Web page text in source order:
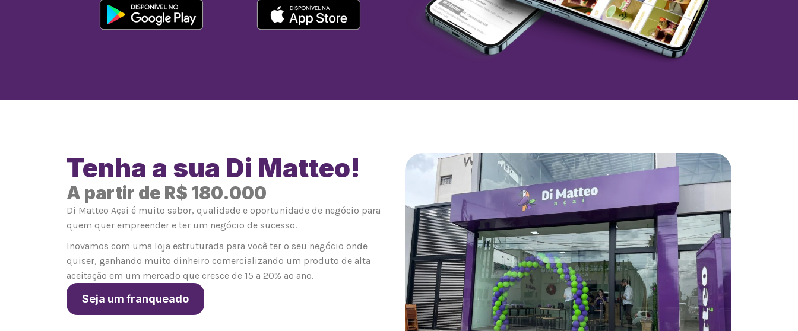
Tenha a sua Di Matteo!
A partir de R$ 180.000
Di Matteo Açai é muito sabor, qualidade e oportunidade de negócio para
quem quer empreender e ter um negócio de sucesso.
Inovamos com uma loja estruturada para você ter o seu negócio onde
quiser, ganhando muito dinheiro comercializando um produto de alta
aceitação em um mercado que cresce de 15 a 20% ao ano.
Seja um franqueado